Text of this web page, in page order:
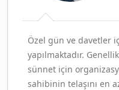
Özel gün ve davetler
yapılmaktadır.
sünnet için
sahibinin telaşını en